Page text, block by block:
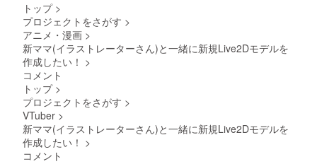
容につ
いて備
れが
あった
記入お
願いし
人名な
しの音
m）と
なりま
る動画
をご確
トップ >
プロジェクトをさがす >
アニメ・漫画 >
新ママ(イラストレーターさん)と一緒に新規Live2Dモデルを
作成したい！ >
コメント
トップ >
プロジェクトをさがす >
VTuber >
新ママ(イラストレーターさん)と一緒に新規Live2Dモデルを
作成したい！ >
コメント